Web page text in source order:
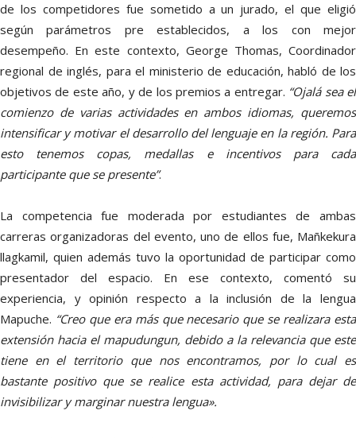
de los competidores fue sometido a un jurado, el que eligió
según parámetros pre establecidos, a los con mejor
desempeño. En este contexto, George Thomas, Coordinador
regional de inglés, para el ministerio de educación, habló de los
objetivos de este año, y de los premios a entregar. “Ojalá sea el
comienzo de varias actividades en ambos idiomas, queremos
intensificar y motivar el desarrollo del lenguaje en la región. Para
esto tenemos copas, medallas e incentivos para cada
participante que se presente”.
La competencia fue moderada por estudiantes de ambas
carreras organizadoras del evento, uno de ellos fue, Mañkekura
llagkamil, quien además tuvo la oportunidad de participar como
presentador del espacio. En ese contexto, comentó su
experiencia, y opinión respecto a la inclusión de la lengua
Mapuche. “Creo que era más que necesario que se realizara esta
extensión hacia el mapudungun, debido a la relevancia que este
tiene en el territorio que nos encontramos, por lo cual es
bastante positivo que se realice esta actividad, para dejar de
invisibilizar y marginar nuestra lengua».